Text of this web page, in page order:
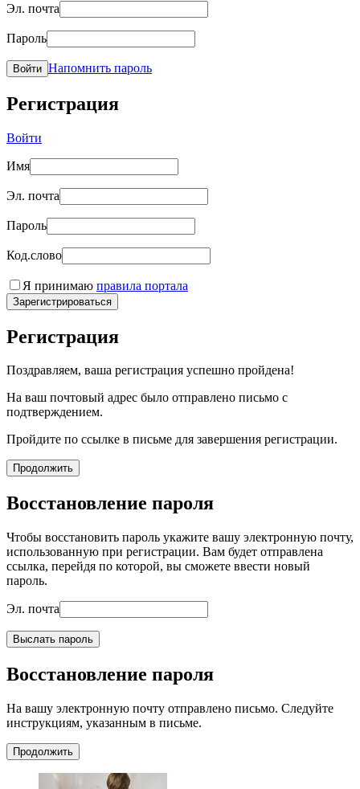
Эл. почта
Пароль
Войти Напомнить пароль
Регистрация
Войти
Имя
Эл. почта
Пароль
Код.слово
Я принимаю правила портала
Зарегистрироваться
Регистрация
Поздравляем, ваша регистрация успешно пройдена!
На ваш почтовый адрес было отправлено письмо с
подтверждением.
Пройдите по ссылке в письме для завершения регистрации.
Продолжить
Восстановление пароля
Чтобы восстановить пароль укажите вашу электронную почту,
использованную при регистрации. Вам будет отправлена
ссылка, перейдя по которой, вы сможете ввести новый
пароль.
Эл. почта
Выслать пароль
Восстановление пароля
На вашу электронную почту отправлено письмо. Следуйте
инструкциям, указанным в письме.
Продолжить